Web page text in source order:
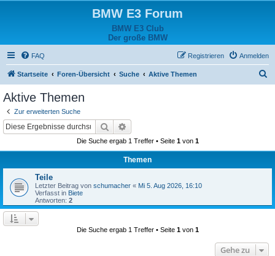
BMW E3 Forum
BMW E3 Club
Der große BMW
FAQ Anmelden
Registrieren
Startseite Foren-Übersicht Suche Aktive Themen
Aktive Themen
Zur erweiterten Suche
Suche
Die Suche ergab 1 Treffer • Seite 1von 1
Themen
Teile
Letzter Beitrag von schumacher « Mi 5. Aug 2026, 16:10
Verfasst in Biete
Antworten: 2
Die Suche ergab 1 Treffer • Seite 1von 1
Gehe zu